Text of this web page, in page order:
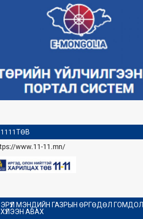
1111ТӨВ
www.11-11.mn/
ЭРҮҮЛ МЭНДИЙН ГАЗРЫН ӨРГӨДӨЛ ГОМДОЛ
ХҮЛЭЭН АВАХ